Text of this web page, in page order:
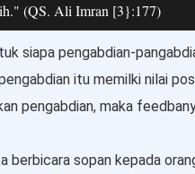
(QS. Ali Imran [3}:177)
siapa pengabdian-
itu memilki nilai
pengabdian, maka
berbicara sopan kepada